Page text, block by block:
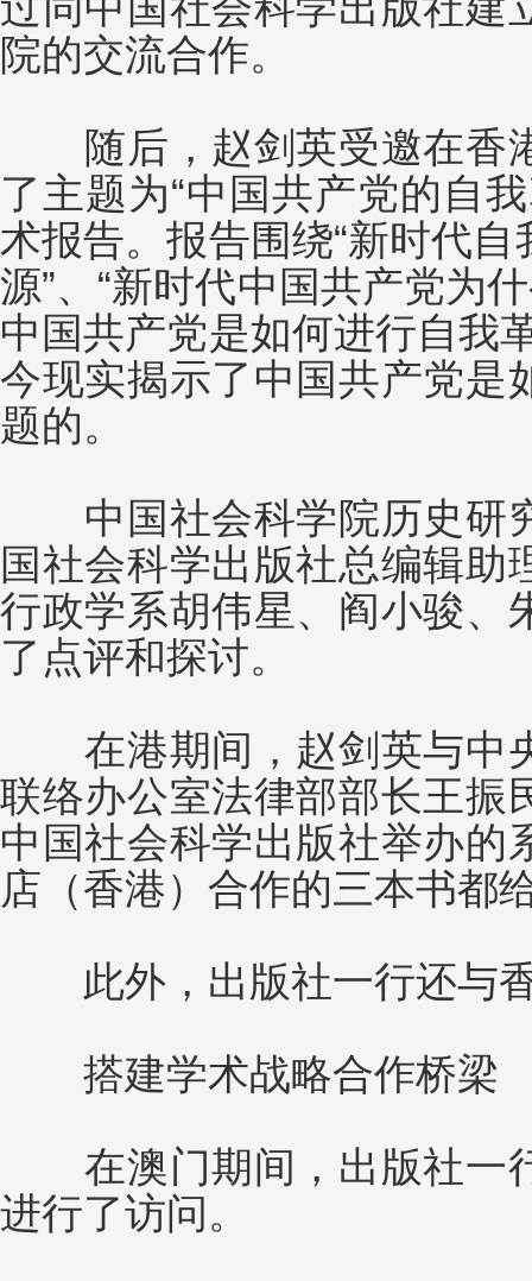
院的交流合作。
随后，赵剑英受邀在香
了主题为“中国共产党的自
术报告。报告围绕“新时代
源”、“新时代中国共产党为
中国共产党是如何进行自我
今现实揭示了中国共产党是
题的。
中国社会科学院历史研
国社会科学出版社总编辑助
行政学系胡伟星、阎小骏、
了点评和探讨。
在港期间，赵剑英与中
联络办公室法律部部长王振
中国社会科学出版社举办的
店（香港）合作的三本书都
此外，出版社一行还与香
搭建学术战略合作桥梁
在澳门期间，出版社一
进行了访问。